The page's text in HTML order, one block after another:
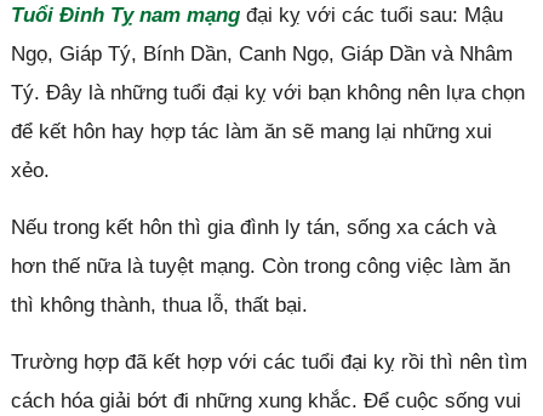
Tuổi Đinh Tỵ nam mạngđại kỵ với các tuổi sau: Mậu
Ngọ, Giáp Tý, Bính Dần, Canh Ngọ, Giáp Dần và Nhâm
Tý. Đây là những tuổi đại kỵ với bạn không nên lựa chọn
để kết hôn hay hợp tác làm ăn sẽ mang lại những xui
xẻo.
Nếu trong kết hôn thì gia đình ly tán, sống xa cách và
hơn thế nữa là tuyệt mạng. Còn trong công việc làm ăn
thì không thành, thua lỗ, thất bại.
Trường hợp đã kết hợp với các tuổi đại kỵ rồi thì nên tìm
cách hóa giải bớt đi những xung khắc. Để cuộc sống vui